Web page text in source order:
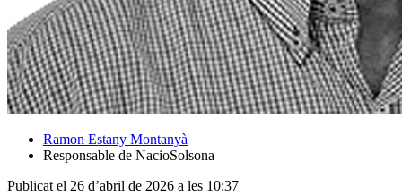
Ramon Estany Montanyà
Responsable de NacioSolsona
Publicat el 26 d’abril de 2026 a les 10:37